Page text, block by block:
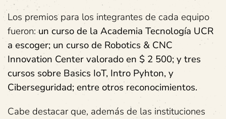
Los premios para los integrantes de cada equipo
fueron:un curso de la Academia Tecnología UCR
a escoger; un curso de Robotics & CNC
Innovation Center valorado en $ 2 500; y tres
cursos sobre Basics IoT, Intro Pyhton, y
Ciberseguridad; entre otros reconocimientos.
Cabe destacar que, además de las instituciones